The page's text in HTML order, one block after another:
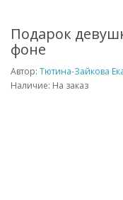
Подарок
фоне
Автор: Тютина-Зайкова
Наличие: На заказ